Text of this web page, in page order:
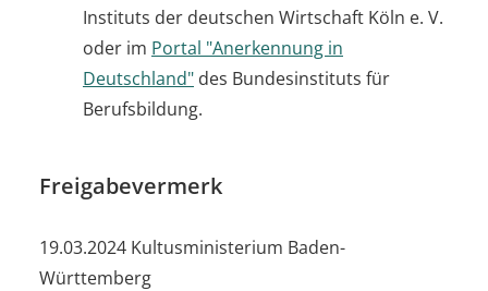
Instituts der deutschen Wirtschaft Köln e. V.
oder im Portal "Anerkennung in
Deutschland" des Bundesinstituts für
Berufsbildung.
Freigabevermerk
19.03.2024 Kultusministerium Baden-
Württemberg